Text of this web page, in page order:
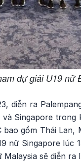
dự giải U19 nữ
diễn ra
Singapore
gồm Thái
nữ Singapore lúc
sẽ diễn ra